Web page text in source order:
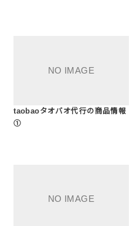
taobaoタオバオ代行の商品情報
①